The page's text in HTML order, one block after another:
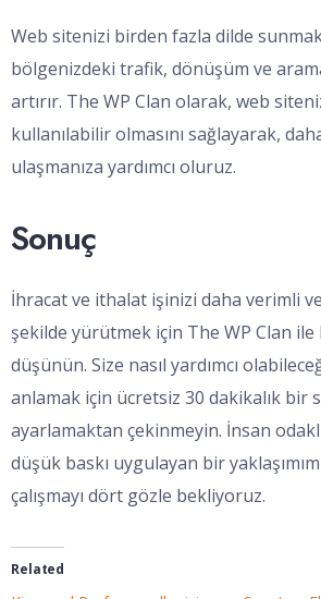
Web sitenizi birden fazla dilde
bölgenizdeki trafik, dönüşüm ve
artırır. The WP Clan olarak, web
kullanılabilir olmasını sağlayarak,
ulaşmanıza yardımcı oluruz.
Sonuç
İhracat ve ithalat işinizi daha verimli
şekilde yürütmek için The WP Clan ile
düşünün. Size nasıl yardımcı
anlamak için ücretsiz 30 dakikalık bir
ayarlamaktan çekinmeyin. İnsan
düşük baskı uygulayan bir
çalışmayı dört gözle bekliyoruz.
Related